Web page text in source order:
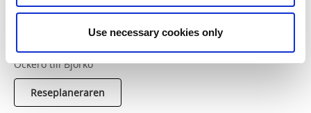
Use necessary cookies only
Björkö
Lilla Varholmens Färjeterminal på Hisingen går Vägverkets
avgiftsfria färja till Björkö. Alternativt ta passagerarfärja från
Öckerö till Björkö
Reseplaneraren